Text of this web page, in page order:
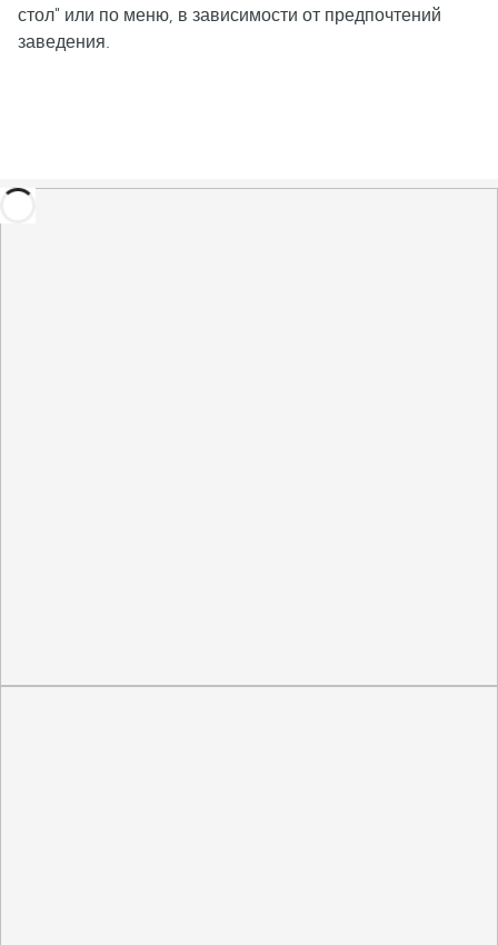
стол" или по меню, в зависимости от предпочтений
заведения.